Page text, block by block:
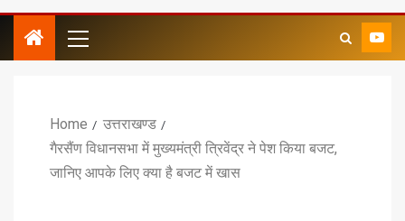
Home
उत्तराखण्ड
गैरसैंण विधानसभा में मुख्यमंत्री त्रिवेंद्र ने पेश किया बजट,
जानिए आपके लिए क्या है बजट में खास